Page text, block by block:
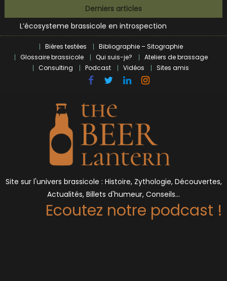
to
content
Derniers articles
Bières et célébrités
L’écosysteme brassicole en introspection
Zoumaï : pionnier de la révolution craft à Marseille
L’intelligence artificielle dans le milieu brassicole
BrewDog racheté par Tilray pour une bouchée de pain ?
Bières et célébrités
Bières testées
Bibliographie – Sitographie
Glossaire brassicole
Qui suis-je?
Ateliers de brassage
Consulting
Podcast Vidéos Sites amis
Site sur l'univers brassicole : Histoire, Zythologie, Découvertes,
Actualités, Billets d'humeur, Conseils…
Ecoutez notre podcast !